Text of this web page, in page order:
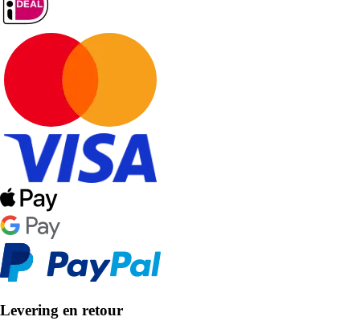
Levering en retour